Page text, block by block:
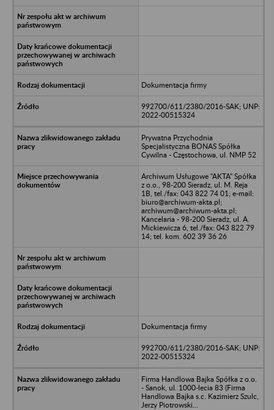
Dokumentacja firmy
992700/611/2380/2016-SAK; UNP:
2022-00515324
Prywatna Przychodnia
Specjalistyczna BONAS Spółka
Cywilna - Częstochowa, ul. NMP 52
Archiwum Usługowe "AKTA" Spółka
z o.o., 98-200 Sieradz, ul. M. Reja
1B, tel./fax: 043 822 74 01; e-mail:
biuro@archiwum-akta.pl;
archiwum@archiwum-akta.pl;
Kancelaria - 98-200 Sieradz, ul. A.
Mickiewicza 6, tel./fax: 043 822 79
14; tel. kom. 602 39 36 26
Dokumentacja firmy
992700/611/2380/2016-SAK; UNP:
2022-00515324
Firma Handlowa Bajka Spółka z o.o.
- Sanok, ul. 1000-lecia 83 (Firma
Handlowa Bajka s.c. Kazimierz Szulc,
Jerzy Piotrowski...